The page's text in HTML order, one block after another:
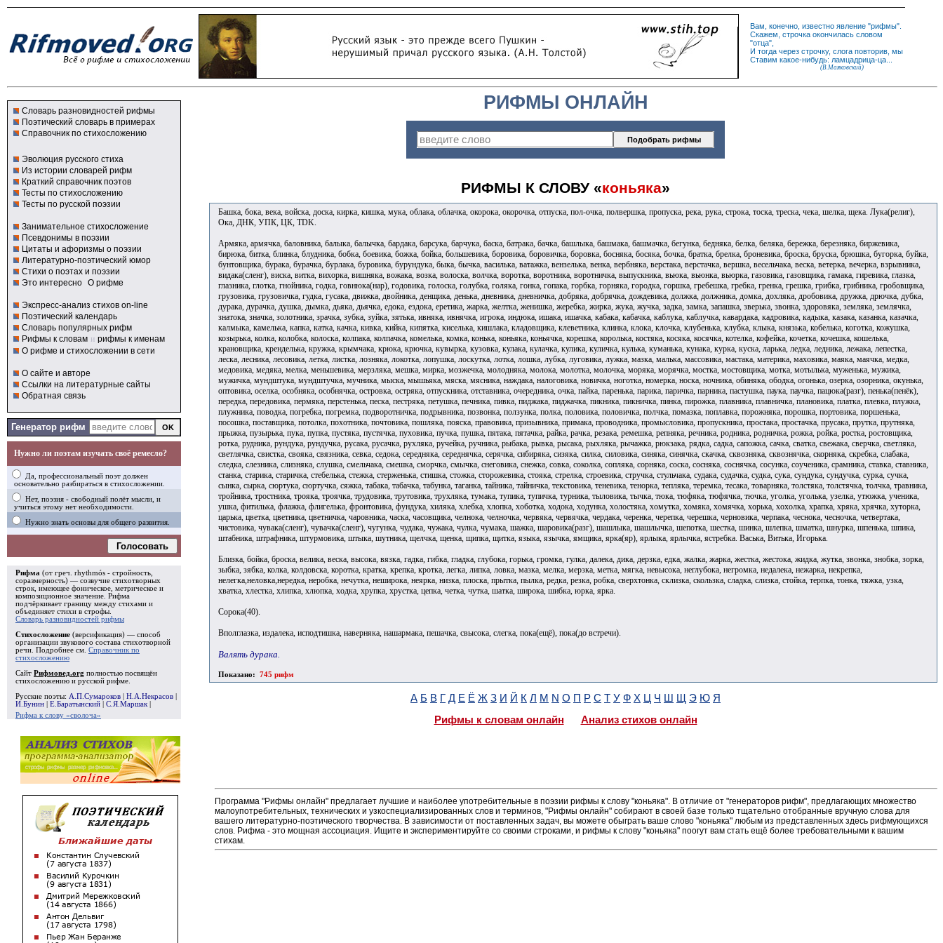
Вам, конечно, известно явление "рифмы".
Скажем, строчка окончилась словом
"отца",
И тогда через строчку, слога повторив, мы
Ставим какое-нибудь: ламцадрица-ца...
(В.Маяковский)
Словарь разновидностей рифмы
Поэтический словарь в примерах
Справочник по стихосложению
Эволюция русского стиха
Из истории словарей рифм
Краткий справочник поэтов
Тесты по стихосложению
Тесты по русской поэзии
Занимательное стихосложение
Псевдонимы в поэзии
Цитаты и афоризмы о поэзии
Литературно-поэтический юмор
Стихи о поэтах и поэзии
Это интересно О рифме
Экспресс-анализ стихов on-line
Поэтический календарь
Словарь популярных рифм
Рифмы к словам и рифмы к именам
О рифме и стихосложении в сети
О сайте и авторе
Ссылки на литературные сайты
Обратная связь
Генератор рифм
Нужно ли поэтам изучать своё ремесло?
Да, профессиональный поэт должен
основательно разбираться в стихосложении.
Нет, поэзия - свободный полёт мысли, и
учиться этому нет необходимости.
Нужно знать основы для общего развития.
Голосовать
Рифма (от греч. rhythmós - стройность,
соразмерность) — созвучие стихотворных
строк, имеющее фоническое, метрическое и
композиционное значение. Рифма
подчёркивает границу между стихами и
объединяет стихи в строфы
Словарь разновидностей рифмы
Стихосложение (версификация) — способ
организации звукового состава стихотворной
речи. Подробнее см. Справочник по
стихосложению
Сайт Рифмовед.org полностью посвящён
стихосложению и русской рифме.
Русские поэты: А.П.Сумароков Н.А.Некрасов
И.Бунин
Е.Баратынский С.Я.Маршак
Рифма к слову «сволоча»
РИФМЫ ОНЛАЙН
РИФМЫ К СЛОВУ «коньяка»
Башка, бока, века, войска, доска, кирка, кишка, мука, облака, облачка, окорока, окорочка, отпуска, пол-очка, полвершка, пропуска, река, рука, строка, тоска, треска, чека, шелка, щека. Лука(религ),
Ока, ДНК, УПК, ЦК, TDK.
Армяка, армячка, баловника, балыка, балычка, бардака, барсука, барчука, баска, батрака, бачка, башлыка, башмака, башмачка, бегунка, бедняка, белка, беляка, бережка, березняка, биржевика,
бирюка, битка, блинка, блудника, бобка, боевика, божка, бойка, большевика, боровика, боровичка, боровка, босняка, босяка, бочка, братка, брелка, броневика, броска, бруска, брюшка, бугорка, буйка,
бунтовщика, бурака, бурачка, бурлака, буровика, бурундука, быка, бычка, василька, ватажка, вензелька, венка, вербняка, верстака, верстачка, вершка, весельчака, веска, ветерка, вечерка, взрывника,
видака(сленг), виска, витка, вихорка, вишняка, вожака, возка, волоска, волчка, воротка, воротника, воротничка, выпускника, вьюка, вьюнка, вьюрка, газовика, газовщика, гамака, гиревика, глазка,
глазника, глотка, гнойника, годка, говнюка(нар), годовика, голоска, голубка, голяка, гонка, гопака, горбка, горняка, городка, горшка, гребешка, гребка, гренка, грешка, грибка, грибника, гробовщика,
грузовика, грузовичка, гудка, гусака, движка, двойника, денщика, денька, дневника, дневничка, добряка, добрячка, дождевика, должка, должника, домка, дохляка, дробовика, дружка, дрючка, дубка,
дурака, дурачка, душка, дымка, дьяка, дьячка, едока, ездока, еретика, жарка, желтка, женишка, жеребка, жирка, жука, жучка, задка, замка, запашка, зверька, звонка, здоровяка, земляка, землячка,
знатока, значка, золотника, зрачка, зубка, зуйка, зятька, ивняка, ивнячка, игрока, индюка, ишака, ишачка, кабака, кабачка, каблука, каблучка, кавардака, кадровика, кадыка, казака, казанка, казачка,
калмыка, камелька, капка, катка, качка, кивка, кийка, кипятка, киселька, кишлака, кладовщика, клеветника, клинка, клока, клочка, клубенька, клубка, клыка, князька, кобелька, коготка, кожушка,
козырька, колка, колобка, колоска, колпака, колпачка, комелька, комка, конька, коньяка, коньячка, корешка, королька, костяка, косяка, косячка, котелка, кофейка, кочетка, кочешка, кошелька,
крановщика, кренделька, кружка, крымчака, крюка, крючка, кувырка, кузовка, кулака, кулачка, кулика, куличка, кулька, куманька, кунака, курка, куска, ларька, ледка, ледника, лежака, лепестка,
леска, лесника, лесовика, летка, листка, лозняка, локотка, лопушка, лоскутка, лотка, лошка, лубка, луговика, лужка, мазка, малька, массовика, мастака, материка, маховика, маяка, маячка, медка,
медовика, медяка, мелка, меньшевика, мерзляка, мешка, мирка, мозжечка, молодняка, молока, молотка, молочка, моряка, морячка, мостка, мостовщика, мотка, мотылька, муженька, мужика,
мужичка, мундштука, мундштучка, мучника, мыска, мышьяка, мяска, мясника, наждака, налоговика, новичка, ноготка, номерка, носка, ночника, обиняка, ободка, огонька, озерка, озорника, окунька,
оптовика, оселка, особняка, особнячка, островка, остряка, отпускника, отставника, очередника, очка, пайка, паренька, парика, паричка, парника, пастушка, паука, паучка, пацюка(разг), пенька(пенёк),
передка, передовика, пермяка, перстенька, песка, пестряка, петушка, печника, пивка, пиджака, пиджачка, пикника, пикничка, пинка, пирожка, плавника, плавничка, плановика, платка, плевка, плужка,
плужника, поводка, погребка, погремка, подворотничка, подрывника, позвонка, ползунка, полка, половика, половичка, полчка, помазка, поплавка, порожняка, порошка, портовика, поршенька,
посошка, поставщика, потолка, похотника, почтовика, пошляка, пояска, правовика, призывника, примака, проводника, промысловика, пропускника, простака, простачка, прусака, прутка, прутняка,
прыжка, пузырька, пука, пупка, пустяка, пустячка, пуховика, пучка, пушка, пятака, пятачка, райка, рачка, резака, ремешка, репняка, речника, родника, родничка, рожка, ройка, ростка, ростовщика,
ротка, рудника, рундука, рундучка, русака, русачка, рухляка, ручейка, ручника, рыбака, рывка, рысака, рыхляка, рычажка, рюкзака, рядка, садка, сапожка, сачка, сватка, свежака, сверчка, светляка,
светлячка, свистка, свояка, связника, севка, седока, середняка, середнячка, серячка, сибиряка, сизяка, силка, силовика, синяка, синячка, скачка, сквозняка, сквознячка, скорняка, скребка, слабака,
следка, слезника, слизняка, слушка, смельчака, смешка, сморчка, смычка, снеговика, снежка, совка, соколка, сопляка, сорняка, соска, сосняка, соснячка, сосунка, соученика, срамника, ставка, ставника,
станка, старика, старичка, стебелька, стежка, стерженька, стишка, стожка, сторожевика, стояка, стрелка, строевика, стручка, стульчака, судака, судачка, судка, сука, сундука, сундучка, сурка, сучка,
сынка, сырка, сюртука, сюртучка, сяжка, табака, табачка, табунка, таганка, тайника, тайничка, текстовика, теневика, тенорка, тепляка, теремка, тесака, товарняка, толстяка, толстячка, толчка, травника,
тройника, тростника, трояка, троячка, трудовика, трутовика, трухляка, тумака, тупика, тупичка, турника, тыловика, тычка, тюка, тюфяка, тюфячка, тючка, уголка, уголька, узелка, утюжка, ученика,
ушка, фитилька, флажка, флигелька, фронтовика, фундука, хиляка, хлебка, хлопка, хоботка, ходока, ходунка, холостяка, хомутка, хомяка, хомячка, хорька, хохолка, храпка, хряка, хрячка, хуторка,
царька, цветка, цветника, цветничка, чаровника, часка, часовщика, челнока, челночка, червяка, червячка, чердака, черенка, черепка, черешка, черновика, черпака, чеснока, чесночка, четвертака,
чистовика, чувака(сленг), чувачка(сленг), чугунка, чудака, чужака, чулка, чумака, шажка, шаровика(разг), шашлыка, шашлычка, шепотка, шестка, шинка, шлепка, шматка, шнурка, шпенька, шпика,
штабника, штрафника, штурмовика, штыка, шутника, щелчка, щенка, щипка, щитка, языка, язычка, ямщика, ярка(яр), ярлыка, ярлычка, ястребка. Васька, Витька, Игорька.
Близка, бойка, броска, велика, веска, высока, вязка, гадка, гибка, гладка, глубока, горька, громка, гулка, далека, дика, дерзка, едка, жалка, жарка, жестка, жестока, жидка, жутка, звонка, знобка, зорка,
зыбка, зябка, колка, колдовска, коротка, кратка, крепка, кротка, легка, липка, ловка, мазка, мелка, мерзка, метка, мягка, невысока, неглубока, негромка, недалека, нежарка, некрепка,
нелегка,неловка,нередка, неробка, нечутка, неширока, неярка, низка, плоска, прытка, пылка, редка, резка, робка, сверхтонка, склизка, скользка, сладка, слизка, стойка, терпка, тонка, тяжка, узка,
хватка, хлестка, хлипка, хлюпка, ходка, хрупка, хрустка, цепка, четка, чутка, шатка, широка, шибка, юрка, ярка.
Сорока(40).
Вполглазка, издалека, исподтишка, наверняка, нашармака, пешачка, свысока, слегка, пока(ещё), пока(до встречи).
Валять дурака.
Показано: 745 рифм
А Б В Г Д Е Ё Ж З И Й К Л М N О П Р С Т У Ф Х Ц Ч Ш Щ Э Ю Я
Рифмы к словам онлайн
Анализ стихов онлайн
Программа "Рифмы онлайн" предлагает лучшие и наиболее употребительные в поэзии рифмы к слову "коньяка". В отличие от "генераторов рифм", предлагающих множество
малоупотребительных, технических и узкоспециализированных слов и терминов, "Рифмы онлайн" собирают в своей базе только тщательно отобранные вручную слова для
вашего литературно-поэтического творчества. В зависимости от поставленных задач, вы можете обыграть ваше слово "коньяка" любым из представленных здесь рифмующихся
слов. Рифма - это мощная ассоциация. Ищите и экспериментируйте со своими строками, и рифмы к слову "коньяка" поогут вам стать ещё более требовательными к вашим
стихам.